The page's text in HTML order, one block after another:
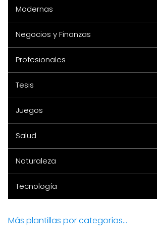
Modernas
Negocios y Finanzas
Profesionales
Tesis
Juegos
Salud
Naturaleza
Tecnología
Más plantillas por categorías...